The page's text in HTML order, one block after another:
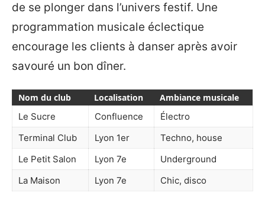
de se plonger dans l’univers festif. Une
programmation musicale éclectique
encourage les clients à danser après avoir
savouré un bon dîner.
Nom du club Localisation
Ambiance musicale
Le Sucre
Confluence
Électro
Terminal Club
Lyon 1er
Techno, house
Le Petit Salon
Lyon 7e
Underground
La Maison
Lyon 7e Chic, disco